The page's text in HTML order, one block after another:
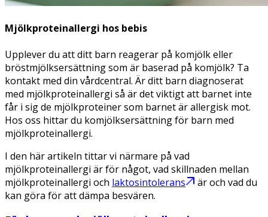
Mjölkproteinallergi hos bebis
Upplever du att ditt barn reagerar på komjölk eller
bröstmjölksersättning som är baserad på komjölk? Ta
kontakt med din vårdcentral. Är ditt barn diagnoserat
med mjölkproteinallergi så är det viktigt att barnet inte
får i sig de mjölkproteiner som barnet är allergisk mot.
Hos oss hittar du komjölksersättning för barn med
mjölkproteinallergi.
I den här artikeln tittar vi närmare på vad
mjölkproteinallergi är för något, vad skillnaden mellan
mjölkproteinallergi och laktosintolerans
är och vad du
kan göra för att dämpa besvären.